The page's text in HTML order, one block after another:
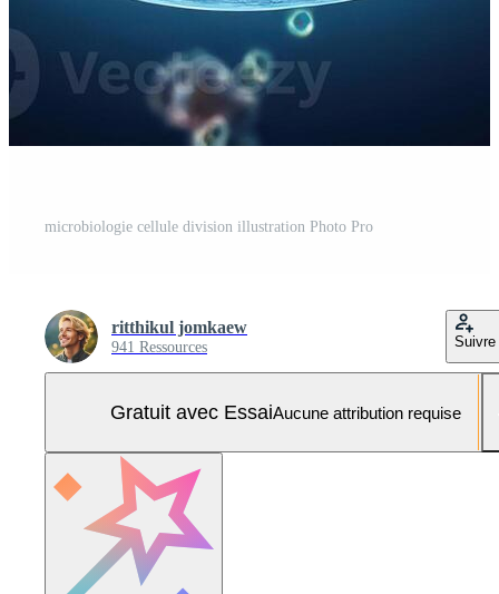
microbiologie cellule division illustration Photo Pro
ritthikul jomkaew
941 Ressources Suivre
Gratuit avec EssaiAucune attribution requise